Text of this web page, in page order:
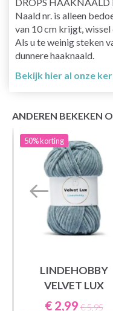
Naald nr. is alleen
van 10 cm krijgt, wissel
Als u te weinig steken
dunnere haaknaald.
Bekijk hier al onze
ANDEREN BEKEKEN
50%korting
LINDEHOBBY
VELVET LUX
€ 2,99 € 5,95